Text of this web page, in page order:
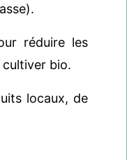
réduire les
bio.
locaux, de